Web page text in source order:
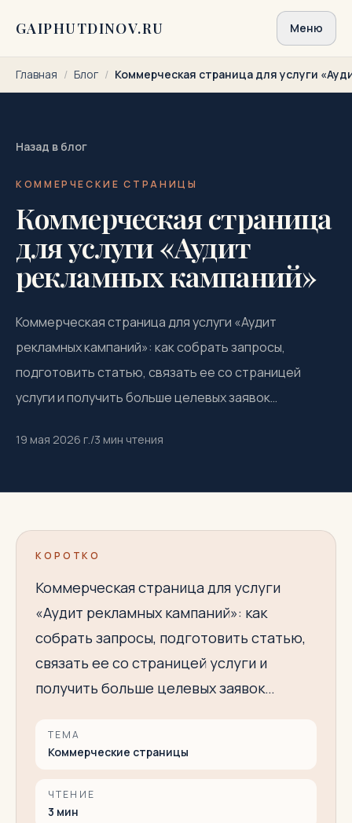
GAIPHUTDINOV.RU Меню
Главная / Блог / Коммерческая страница для услуги
Назад в блог
КОММЕРЧЕСКИЕ СТРАНИЦЫ
Коммерческая страница
для услуги «Аудит
рекламных кампаний»
Коммерческая страница для услуги «Аудит
рекламных кампаний»: как собрать запросы,
подготовить статью, связать ее со страницей
услуги и получить больше целевых заявок…
19 мая 2026 г./3 мин чтения
КОРОТКО
Коммерческая страница для услуги
«Аудит рекламных кампаний»: как
собрать запросы, подготовить статью,
связать ее со страницей услуги и
получить больше целевых заявок…
ТЕМА
Коммерческие страницы
ЧТЕНИЕ
3 мин